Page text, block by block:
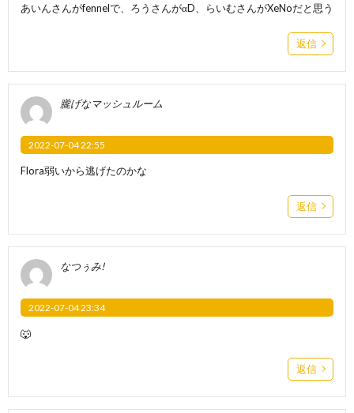
あいんさんがfennelで、ろうさんがαD、らいむさんがXeNoだと思う
返信
朧げなマッシュルーム
2022-07-04 22:55
Flora弱いから逃げたのかな
返信
なつぅみ!
2022-07-04 23:34
🐺
返信